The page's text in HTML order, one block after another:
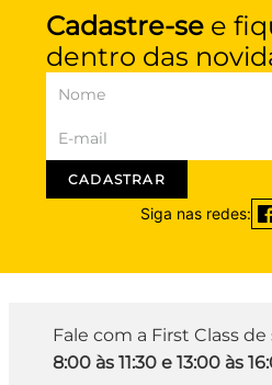
Cadastre-se e
dentro das
CADASTRAR
Siga nas redes:
Fale com a First Class
8:00 às 11:30 e 13:00 às